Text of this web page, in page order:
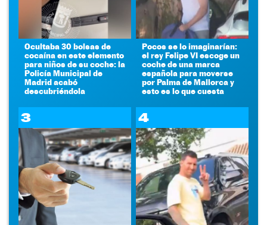
Ocultaba 30 bolsas de
cocaína en este elemento
para niños de su coche: la
Policía Municipal de
Madrid acabó
descubriéndola
Pocos se lo imaginarían:
el rey Felipe VI escoge un
coche de una marca
española para moverse
por Palma de Mallorca y
esto es lo que cuesta
3 4